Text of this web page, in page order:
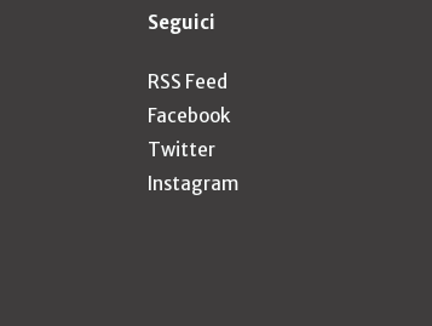
Seguici
RSS Feed
Facebook
Twitter
Instagram